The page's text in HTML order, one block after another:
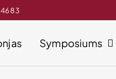
83
Symposiums